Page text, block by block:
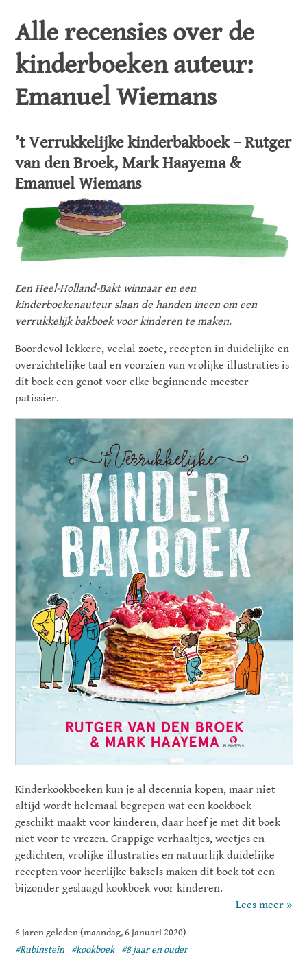
Alle recensies over de
kinderboeken auteur:
Emanuel Wiemans
’t Verrukkelijke kinderbakboek – Rutger
van den Broek, Mark Haayema &
Emanuel Wiemans
Een Heel-Holland-Bakt winnaar en een
kinderboekenauteur slaan de handen ineen om een
verrukkelijk bakboek voor kinderen te maken.
Boordevol lekkere, veelal zoete, recepten in duidelijke en
overzichtelijke taal en voorzien van vrolijke illustraties is
dit boek een genot voor elke beginnende meester-
patissier.
Kinderkookboeken kun je al decennia kopen, maar niet
altijd wordt helemaal begrepen wat een kookboek
geschikt maakt voor kinderen, daar hoef je met dit boek
niet voor te vrezen. Grappige verhaaltjes, weetjes en
gedichten, vrolijke illustraties en natuurlijk duidelijke
recepten voor heerlijke baksels maken dit boek tot een
bijzonder geslaagd kookboek voor kinderen.
Lees meer »
6 jaren geleden (maandag, 6 januari 2020)
#Rubinstein
#kookboek #8 jaar en ouder